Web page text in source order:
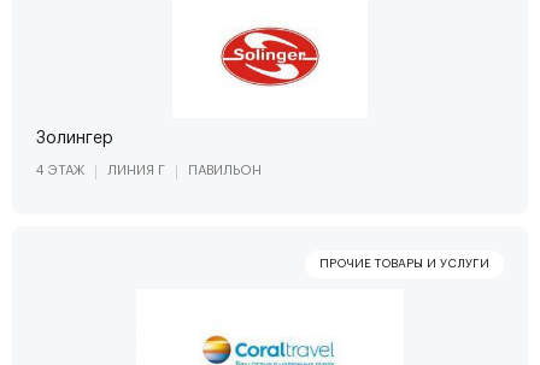
Золингер
4 ЭТАЖ ЛИНИЯ Г ПАВИЛЬОН